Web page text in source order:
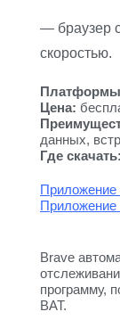
— браузер
скоростью.
Цена:
данных,
Где скачать:
Приложение
Приложение
Brave
программу,
BAT.